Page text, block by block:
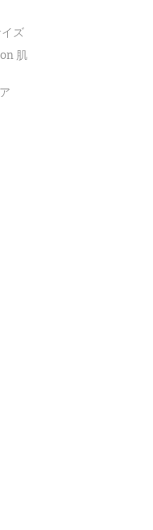
ズ
肌